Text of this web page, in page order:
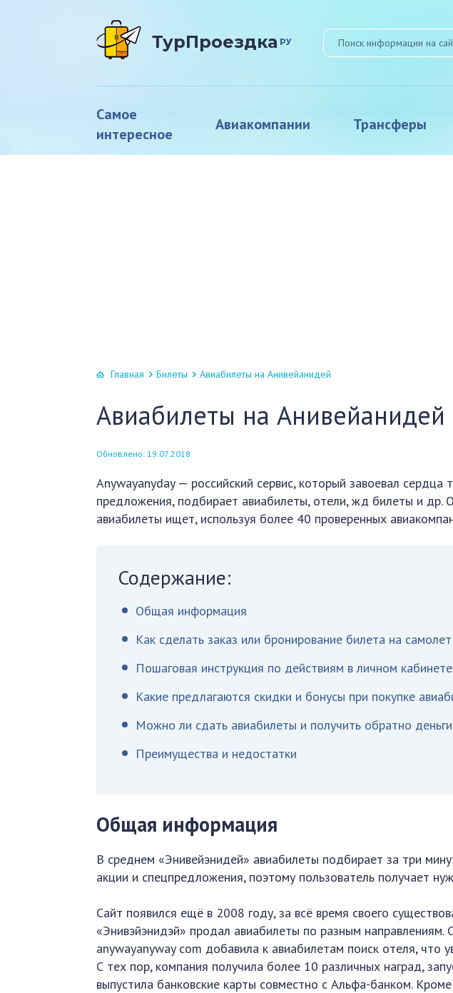
ТурПроездка ру
Самое
интересное
Авиакомпании Трансферы
Главная Билеты Авиабилеты на Анивейанидей
Авиабилеты на Анивейанидей
Обновлено: 19.07.2018
Аnywayanyday — российский сервис, который завоевал сердца
предложения, подбирает авиабилеты, отели, жд билеты и др.
авиабилеты ищет, используя более 40 проверенных
Содержание:
Общая информация
Как сделать заказ или бронирование билета на самолет
Пошаговая инструкция по действиям в личном кабинете
Какие предлагаются скидки и бонусы при покупке
Можно ли сдать авиабилеты и получить обратно деньги
Преимущества и недостатки
Общая информация
В среднем «Энивейэнидей» авиабилеты подбирает за три
акции и спецпредложения, поэтому пользователь получает
Сайт появился ещё в 2008 году, за всё время своего
«Энивэйэнидэй» продал авиабилеты по разным направлениям.
anywayanyway com добавила к авиабилетам поиск отеля, что
С тех пор, компания получила более 10 различных наград,
выпустила банковские карты совместно с Альфа-банком.